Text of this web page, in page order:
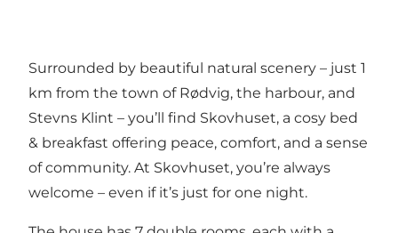
Surrounded by beautiful natural scenery – just 1
km from the town of Rødvig, the harbour, and
Stevns Klint – you’ll find Skovhuset, a cosy bed
& breakfast offering peace, comfort, and a sense
of community. At Skovhuset, you’re always
welcome – even if it’s just for one night.